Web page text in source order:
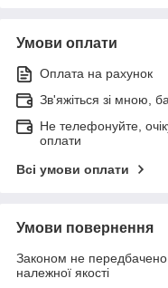
Умови оплати
Оплата на рахунок
Зв'яжіться зі мною,
Не телефонуйте,
оплати
Всі умови оплати
Умови повернення
Законом не
належної якості